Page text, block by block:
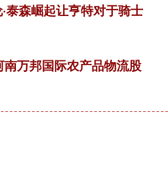
泰森崛起让亨特对于骑士
万邦国际农产品物流股